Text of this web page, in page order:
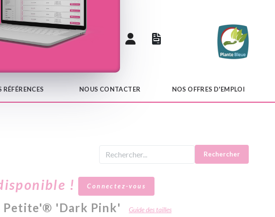
Notre catalogue
RÉFÉRENCES NOUS CONTACTER NOS OFFRES D'EMPLOI
Rechercher
! Connectez-vous
Petite'® 'Dark Pink' Guide des tailles